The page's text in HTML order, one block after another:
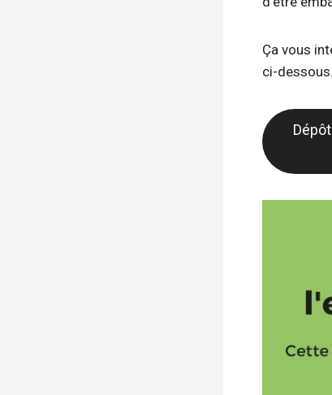
Ça vous
ci-dessous.